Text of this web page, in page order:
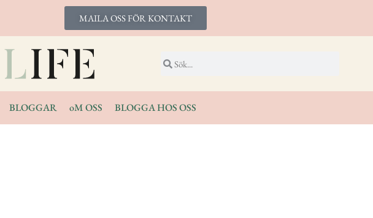
MAILA OSS FÖR KONTAKT
BLOGGAR oM OSS BLOGGA HOS OSS